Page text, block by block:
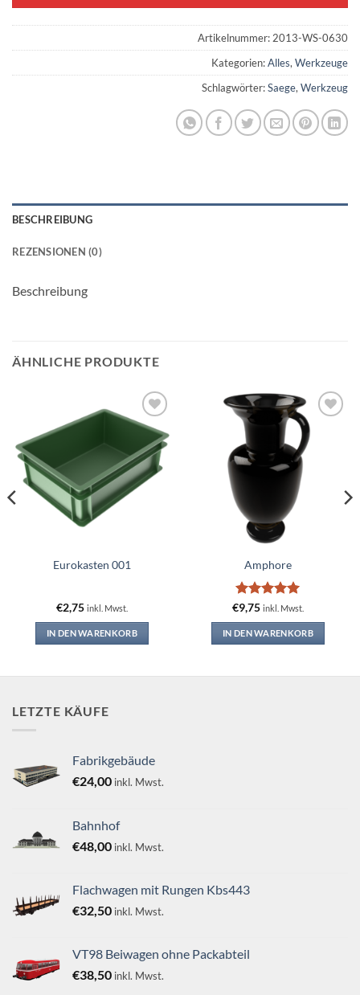
Artikelnummer: 2013-WS-0630
Kategorien:Alles, Werkzeuge
Schlagwörter:Saege, Werkzeug
BESCHREIBUNG
REZENSIONEN (0)
Beschreibung
ÄHNLICHE PRODUKTE
Add to
wishlist
Eurokasten 001
€2,75 inkl. Mwst.
IN DEN WARENKORB
wishlist
Amphore
Bewertet
mit5von
5
€9,75 inkl. Mwst.
IN DEN WARENKORB
LETZTE KÄUFE
Fabrikgebäude
€24,00 inkl. Mwst.
Bahnhof
€48,00 inkl. Mwst.
Flachwagen mit Rungen Kbs443
€32,50 inkl. Mwst.
VT98 Beiwagen ohne Packabteil
€38,50 inkl. Mwst.